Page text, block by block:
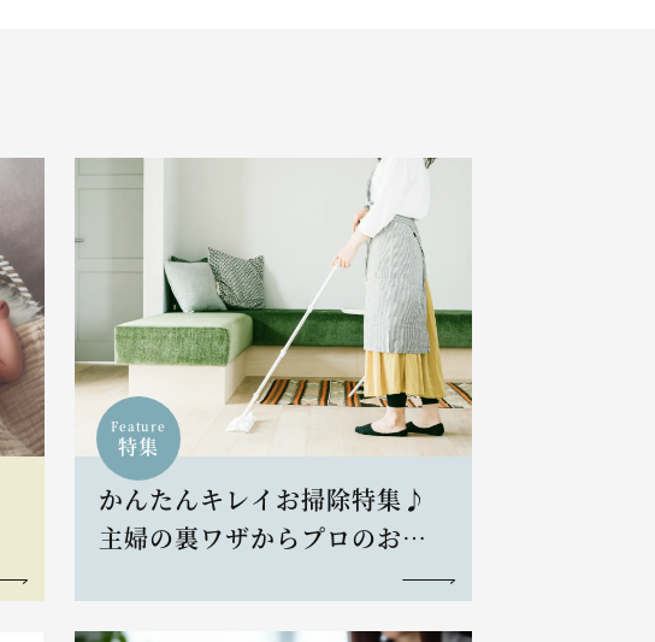
Feature
特集
かんたんキレイお掃除特集♪
主婦の裏ワザからプロのお掃